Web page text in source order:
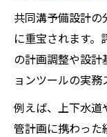
共同溝予備設計
に重宝されます
の計画調整や設計
ョンツールの実務
例えば、上下水道
管計画に携わった